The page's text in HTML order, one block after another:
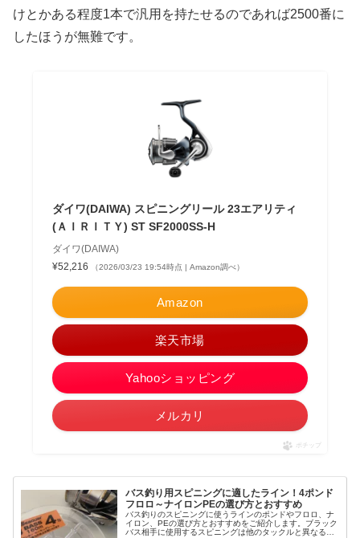
けとかある程度1本で汎用を持たせるのであれば2500番に
したほうが無難です。
ダイワ(DAIWA) スピニングリール 23エアリティ
(ＡＩＲＩＴＹ) ST SF2000SS-H
ダイワ(DAIWA)
¥52,216
（2026/03/23 19:54時点 | Amazon調べ）
Amazon
楽天市場
Yahooショッピング
メルカリ
ポチップ
バス釣り用スピニングに適したライン！4ポンド
フロロ～ナイロンPEの選び方とおすすめ
バス釣りのスピニングに使うラインのポンドやフロロ、ナ
イロン、PEの選び方とおすすめをご紹介します。ブラック
バス相手に使用するスピニングは他のタックルと異なる釣